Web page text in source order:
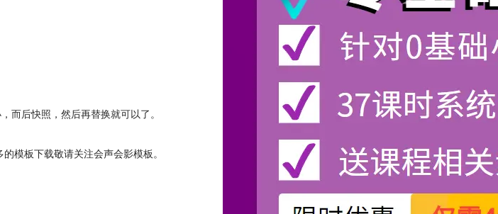
而后快照，然后再替换就可以了。
模板下载敬请关注会声会影模板。